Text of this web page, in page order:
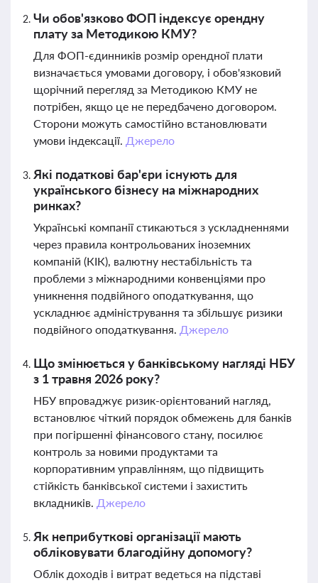
Чи обов'язково ФОП індексує орендну
плату за Методикою КМУ?
Для ФОП-єдинників розмір орендної плати
визначається умовами договору, і обов'язковий
щорічний перегляд за Методикою КМУ не
потрібен, якщо це не передбачено договором.
Сторони можуть самостійно встановлювати
умови індексації. Джерело
Які податкові бар'єри існують для
українського бізнесу на міжнародних
ринках?
Українські компанії стикаються з ускладненнями
через правила контрольованих іноземних
компаній (КІК), валютну нестабільність та
проблеми з міжнародними конвенціями про
уникнення подвійного оподаткування, що
ускладнює адміністрування та збільшує ризики
подвійного оподаткування. Джерело
Що змінюється у банківському нагляді НБУ
з 1 травня 2026 року?
НБУ впроваджує ризик-орієнтований нагляд,
встановлює чіткий порядок обмежень для банків
при погіршенні фінансового стану, посилює
контроль за новими продуктами та
корпоративним управлінням, що підвищить
стійкість банківської системи і захистить
вкладників. Джерело
Як неприбуткові організації мають
обліковувати благодійну допомогу?
Облік доходів і витрат ведеться на підставі